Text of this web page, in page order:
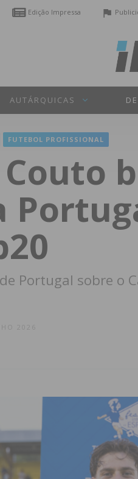
Edição Impressa
AUTÁRQUICAS
FUTEBOL PROFISSIONAL
Portugal sobre o